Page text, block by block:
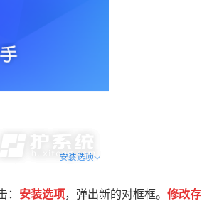
： 安装选项，弹出新的对框框。 修改存